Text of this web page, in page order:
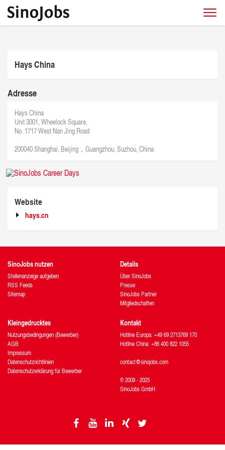
Hays China
Adresse
Hays China
Unit 3001, Wheelock Square,
No. 1717 West Nan Jing Road
200040 Shanghai, Beijing，Guangzhou, Suzhou, China
Website
hays.cn
SinoJobs nutzen
Stellenanzeige aufgeben
RSS Feeds
Sitemap
Details
Über SinoJobs
Presse
SinoJobs Partner
Mitgliedschaften
Kleingedrucktes
Nutzungsbedingungen (Bewerber)
AGB
Impressum
Datenschutzrichtlinien
Datenschutzerklärung für Bewerber
Kontakt
Hotline Europa: +49 69 2713769 170
Hotline China: +86 400 822 1055
contact@sinojobs.com
© 2009 - 2025
SinoJobs GmbH